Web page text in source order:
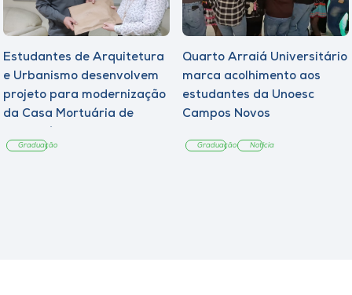
Estudantes de Arquitetura
e Urbanismo desenvolvem
projeto para modernização
da Casa Mortuária de
Graduação
Quarto Arraiá Universitário
marca acolhimento aos
estudantes da Unoesc
Campos Novos
Graduação Notícia